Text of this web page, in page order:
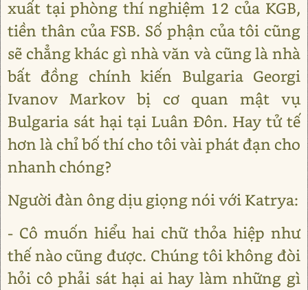
xuất tại phòng thí nghiệm 12 của KGB,
tiền thân của FSB. Số phận của tôi cũng
sẽ chẳng khác gì nhà văn và cũng là nhà
bất đồng chính kiến Bulgaria Georgi
Ivanov Markov bị cơ quan mật vụ
Bulgaria sát hại tại Luân Đôn. Hay tử tế
hơn là chỉ bố thí cho tôi vài phát đạn cho
nhanh chóng?
Người đàn ông dịu giọng nói với Katrya:
- Cô muốn hiểu hai chữ thỏa hiệp như
thế nào cũng được. Chúng tôi không đòi
hỏi cô phải sát hại ai hay làm những gì